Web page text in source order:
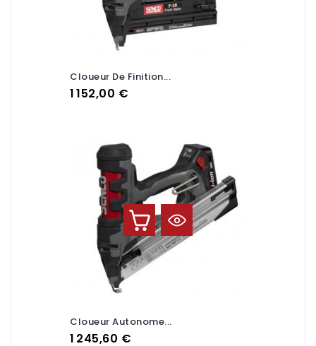
Cloueur De Finition...
Prix
1 152,00 €
Cloueur Autonome...
Prix
1 245,60 €